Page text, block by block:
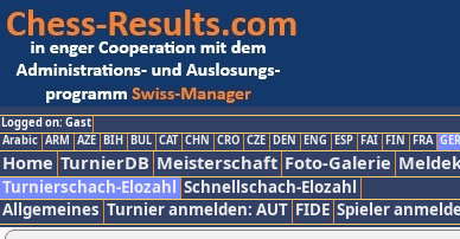
Logged on: Gast
Arabic ARM AZE BIH BUL CAT CHN CRO CZE DEN ENG ESP FAI FIN FRA GER
Home TurnierDB Meisterschaft Foto-Galerie
Turnierschach-Elozahl Schnellschach-Elozahl
Allgemeines Turnier anmelden: AUT FIDE Spieler